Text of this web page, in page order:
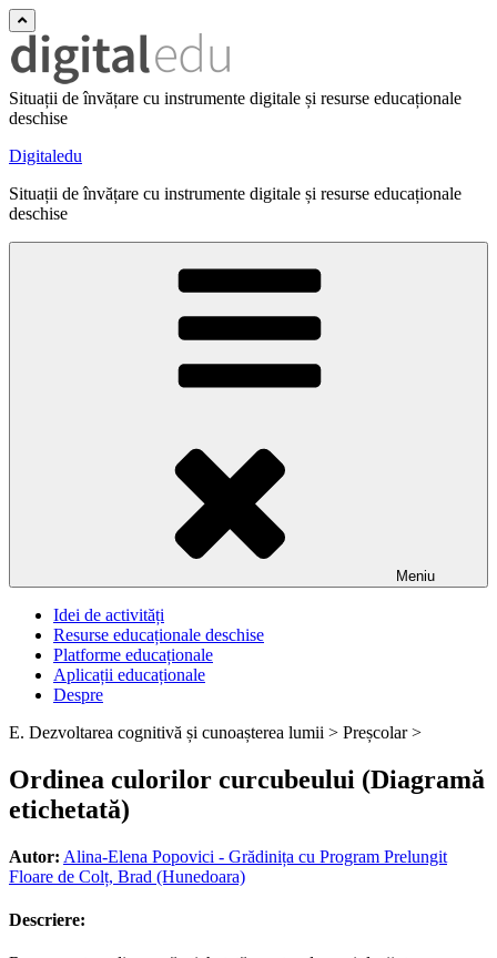
Situații de învățare cu instrumente digitale și resurse educaționale
deschise
Digitaledu
Situații de învățare cu instrumente digitale și resurse educaționale
deschise
Meniu
Idei de activități
Resurse educaționale deschise
Platforme educaționale
Aplicații educaționale
Despre
E. Dezvoltarea cognitivă și cunoașterea lumii > Preșcolar >
Ordinea culorilor curcubeului (Diagramă
etichetată)
Autor: Alina-Elena Popovici - Grădinița cu Program Prelungit
Floare de Colț, Brad (Hunedoara)
Descriere: